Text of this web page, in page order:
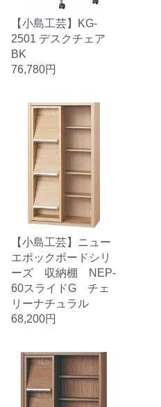
【小島工芸】KG-
2501 デスクチェア
BK
76,780円
【小島工芸】ニュー
エポックボードシリ
ーズ 収納棚 NEP‐
60スライドG チェ
リーナチュラル
68,200円